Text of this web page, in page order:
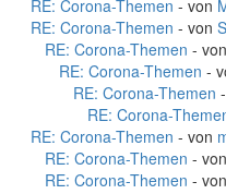
RE: Corona-Themen - von
RE: Corona-Themen - von
RE: Corona-Themen - von
RE: Corona-Themen -
RE: Corona-Themen
RE: Corona-
RE: Corona-Themen - von
RE: Corona-Themen - von
RE: Corona-Themen - von